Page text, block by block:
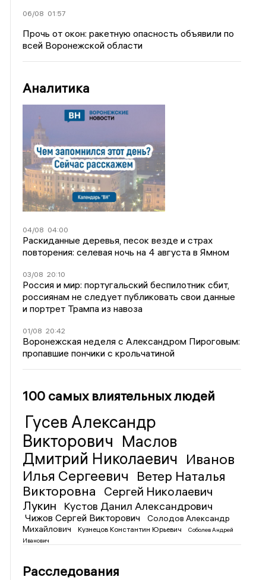
06/08 01:57
Прочь от окон: ракетную опасность объявили по
всей Воронежской области
Аналитика
04/08 04:00
Раскиданные деревья, песок везде и страх
повторения: селевая ночь на 4 августа в Ямном
03/08 20:10
Россия и мир: португальский беспилотник сбит,
россиянам не следует публиковать свои данные
и портрет Трампа из навоза
01/08 20:42
Воронежская неделя с Александром Пироговым:
пропавшие пончики с крольчатиной
100 самых влиятельных людей
Гусев Александр
Викторович Маслов
Дмитрий Николаевич Иванов
Илья Сергеевич
Ветер Наталья
Викторовна
Сергей Николаевич
Лукин
Кустов Данил Александрович
Чижов Сергей Викторович
Солодов Александр
Михайлович
Кузнецов Константин Юрьевич
Соболев Андрей
Иванович
Расследования